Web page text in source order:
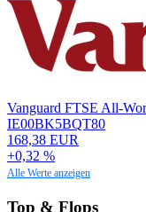
Vanguard FTSE All-
IE00BK5BQT80
168,38 EUR
+0,32 %
Alle Werte anzeigen
Top & Flops